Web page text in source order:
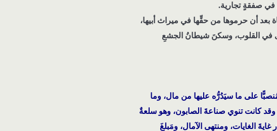
في صفقةٍ تجارية.
بعد أن حرموها من حقِّها في ميراث أبيها،
في القلوب، وسكنَ شيطانُ الجشعِ
على ما سيَدُرُّه عليها من مال، وما
وقد كانت تنوي صناعةَ الصابون، وهو سلعةٌ
الغايات، ومنتهى الآمال، ومَبلغَ